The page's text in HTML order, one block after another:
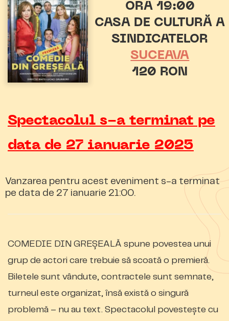
ORA 19:00
CASA DE CULTURĂ A
SINDICATELOR
SUCEAVA
120 RON
Spectacolul s-a terminat pe
data de 27 ianuarie 2025
Vanzarea pentru acest eveniment s-a terminat
pe data de 27 ianuarie 21:00.
COMEDIE DIN GREȘEALĂ spune povestea unui
grup de actori care trebuie să scoată o premieră.
Biletele sunt vândute, contractele sunt semnate,
turneul este organizat, însă există o singură
problemă – nu au text. Spectacolul povestește cu